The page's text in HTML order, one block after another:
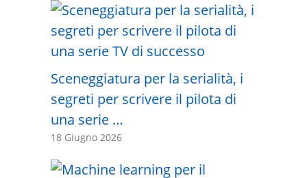
Sceneggiatura per la serialità, i
segreti per scrivere il pilota di
una serie …
18 Giugno 2026